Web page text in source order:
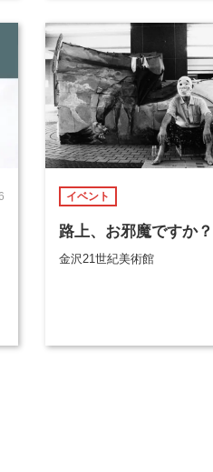
イベント
路上、お邪魔ですか？
金沢21世紀美術館